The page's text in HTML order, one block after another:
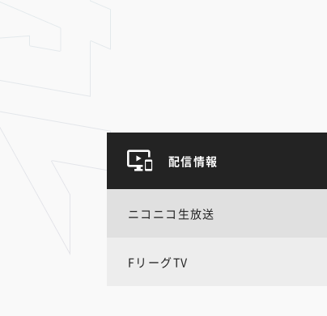
配信情報
ニコニコ生放送
FリーグTV